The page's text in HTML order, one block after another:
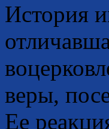
История
веры,
Ее